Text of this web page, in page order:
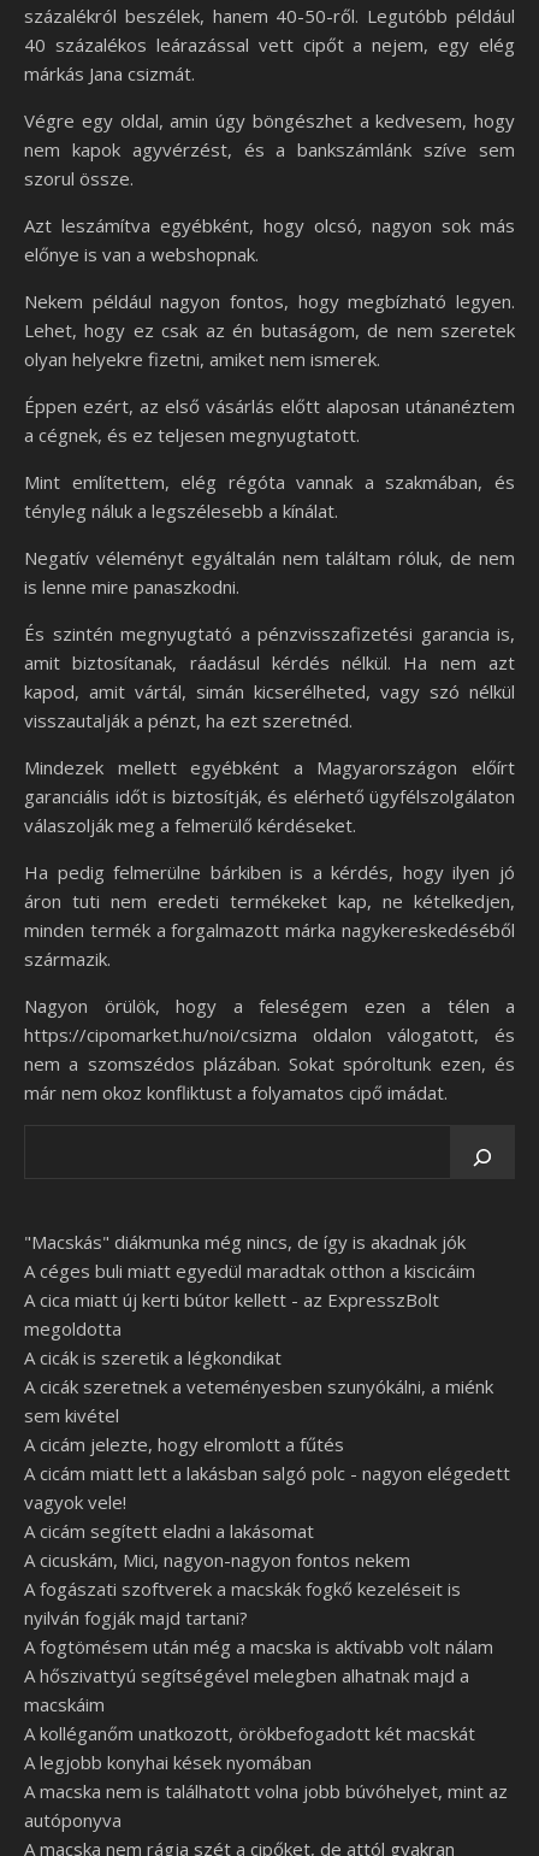
százalékról beszélek, hanem 40-50-ről. Legutóbb például
40 százalékos leárazással vett cipőt a nejem, egy elég
márkás Jana csizmát.
Végre egy oldal, amin úgy böngészhet a kedvesem, hogy
nem kapok agyvérzést, és a bankszámlánk szíve sem
szorul össze.
Azt leszámítva egyébként, hogy olcsó, nagyon sok más
előnye is van a webshopnak.
Nekem például nagyon fontos, hogy megbízható legyen.
Lehet, hogy ez csak az én butaságom, de nem szeretek
olyan helyekre fizetni, amiket nem ismerek.
Éppen ezért, az első vásárlás előtt alaposan utánanéztem
a cégnek, és ez teljesen megnyugtatott.
Mint említettem, elég régóta vannak a szakmában, és
tényleg náluk a legszélesebb a kínálat.
Negatív véleményt egyáltalán nem találtam róluk, de nem
is lenne mire panaszkodni.
És szintén megnyugtató a pénzvisszafizetési garancia is,
amit biztosítanak, ráadásul kérdés nélkül. Ha nem azt
kapod, amit vártál, simán kicserélheted, vagy szó nélkül
visszautalják a pénzt, ha ezt szeretnéd.
Mindezek mellett egyébként a Magyarországon előírt
garanciális időt is biztosítják, és elérhető ügyfélszolgálaton
válaszolják meg a felmerülő kérdéseket.
Ha pedig felmerülne bárkiben is a kérdés, hogy ilyen jó
áron tuti nem eredeti termékeket kap, ne kételkedjen,
minden termék a forgalmazott márka nagykereskedéséből
származik.
Nagyon örülök, hogy a feleségem ezen a télen a
https://cipomarket.hu/noi/csizma oldalon válogatott, és
nem a szomszédos plázában. Sokat spóroltunk ezen, és
már nem okoz konfliktust a folyamatos cipő imádat.
"Macskás" diákmunka még nincs, de így is akadnak jók
A céges buli miatt egyedül maradtak otthon a kiscicáim
A cica miatt új kerti bútor kellett - az ExpresszBolt
megoldotta
A cicák is szeretik a légkondikat
A cicák szeretnek a veteményesben szunyókálni, a miénk
sem kivétel
A cicám jelezte, hogy elromlott a fűtés
A cicám miatt lett a lakásban salgó polc - nagyon elégedett
vagyok vele!
A cicám segített eladni a lakásomat
A cicuskám, Mici, nagyon-nagyon fontos nekem
A fogászati szoftverek a macskák fogkő kezeléseit is
nyilván fogják majd tartani?
A fogtömésem után még a macska is aktívabb volt nálam
A hőszivattyú segítségével melegben alhatnak majd a
macskáim
A kolléganőm unatkozott, örökbefogadott két macskát
A legjobb konyhai kések nyomában
A macska nem is találhatott volna jobb búvóhelyet, mint az
autóponyva
A macska nem rágja szét a cipőket, de attól gyakran